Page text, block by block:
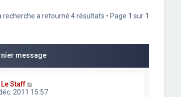
recherche a retourné 4 résultats • Page 1 sur 1
message
Le Staff
2011 15:57